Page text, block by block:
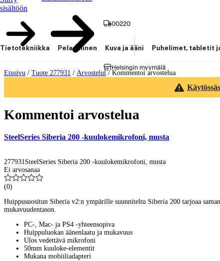
sisältöön
00220
Helsingin myymälä
Tietotekniikka Pelaaminen Kuva ja ääni Puhelimet, tabletit
Etusivu / Tuote 277931 / Arvostelut/ Kommentoi arvostelua
Kommentoi arvostelua
SteelSeries Siberia 200 -kuulokemikrofoni, musta
277931SteelSeries Siberia 200 -kuulokemikrofoni, musta
Ei arvosanaa
(0)
Huippusuositun Siberia v2:n ympärille suunniteltu Siberia 200 tarjoaa
mukavuudentason.
PC-, Mac- ja PS4 -yhteensopiva
Huippuluokan äänenlaatu ja mukavuus
Ulos vedettävä mikrofoni
50mm kuuloke-elementit
Mukana mobiiliadapteri